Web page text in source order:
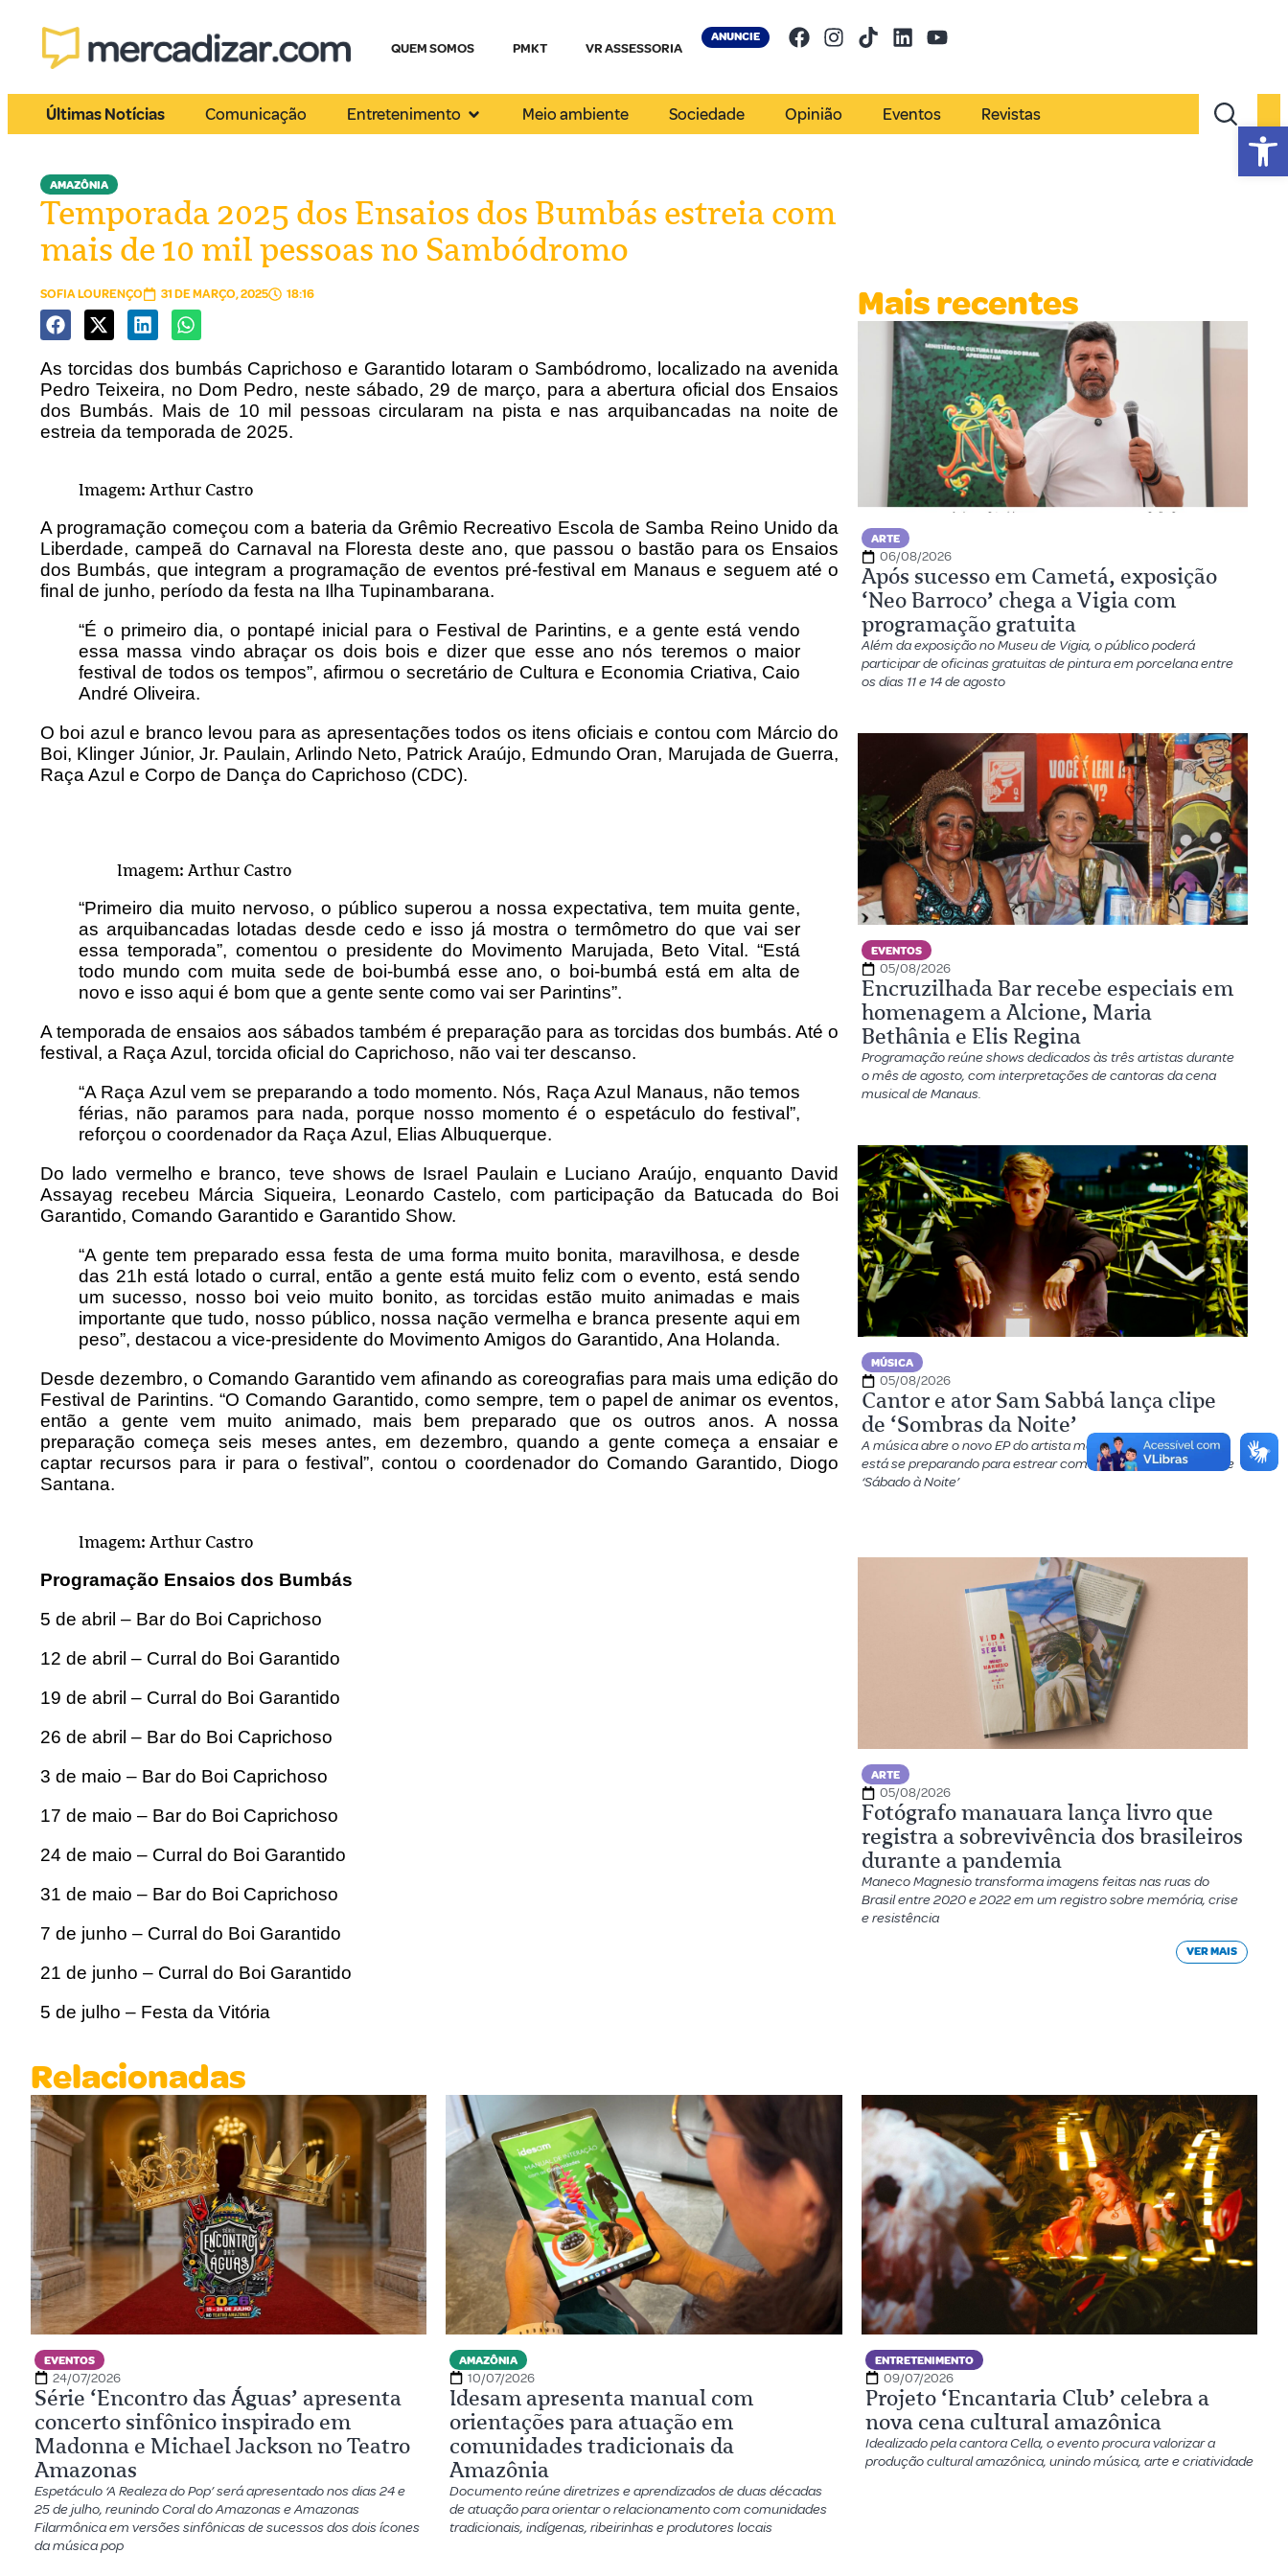
QUEM SOMOS PMKT VR ASSESSORIA
ANUNCIE
Últimas Notícias Comunicação Entretenimento Meio ambiente Sociedade Opinião Eventos Revistas
AMAZÔNIA
Temporada 2025 dos Ensaios dos Bumbás estreia com
mais de 10 mil pessoas no Sambódromo
SOFIA LOURENÇO 31 DE MARÇO, 2025 18:16
As torcidas dos bumbás Caprichoso e Garantido lotaram o Sambódromo, localizado na avenida
Pedro Teixeira, no Dom Pedro, neste sábado, 29 de março, para a abertura oficial dos Ensaios
dos Bumbás. Mais de 10 mil pessoas circularam na pista e nas arquibancadas na noite de
estreia da temporada de 2025.
Imagem: Arthur Castro
A programação começou com a bateria da Grêmio Recreativo Escola de Samba Reino Unido da
Liberdade, campeã do Carnaval na Floresta deste ano, que passou o bastão para os Ensaios
dos Bumbás, que integram a programação de eventos pré-festival em Manaus e seguem até o
final de junho, período da festa na Ilha Tupinambarana.
“É o primeiro dia, o pontapé inicial para o Festival de Parintins, e a gente está vendo
essa massa vindo abraçar os dois bois e dizer que esse ano nós teremos o maior
festival de todos os tempos”, afirmou o secretário de Cultura e Economia Criativa, Caio
André Oliveira.
O boi azul e branco levou para as apresentações todos os itens oficiais e contou com Márcio do
Boi, Klinger Júnior, Jr. Paulain, Arlindo Neto, Patrick Araújo, Edmundo Oran, Marujada de Guerra,
Raça Azul e Corpo de Dança do Caprichoso (CDC).
Imagem: Arthur Castro
“Primeiro dia muito nervoso, o público superou a nossa expectativa, tem muita gente,
as arquibancadas lotadas desde cedo e isso já mostra o termômetro do que vai ser
essa temporada”, comentou o presidente do Movimento Marujada, Beto Vital. “Está
todo mundo com muita sede de boi-bumbá esse ano, o boi-bumbá está em alta de
novo e isso aqui é bom que a gente sente como vai ser Parintins”.
A temporada de ensaios aos sábados também é preparação para as torcidas dos bumbás. Até o
festival, a Raça Azul, torcida oficial do Caprichoso, não vai ter descanso.
“A Raça Azul vem se preparando a todo momento. Nós, Raça Azul Manaus, não temos
férias, não paramos para nada, porque nosso momento é o espetáculo do festival”,
reforçou o coordenador da Raça Azul, Elias Albuquerque.
Do lado vermelho e branco, teve shows de Israel Paulain e Luciano Araújo, enquanto David
Assayag recebeu Márcia Siqueira, Leonardo Castelo, com participação da Batucada do Boi
Garantido, Comando Garantido e Garantido Show.
“A gente tem preparado essa festa de uma forma muito bonita, maravilhosa, e desde
das 21h está lotado o curral, então a gente está muito feliz com o evento, está sendo
um sucesso, nosso boi veio muito bonito, as torcidas estão muito animadas e mais
importante que tudo, nosso público, nossa nação vermelha e branca presente aqui em
peso”, destacou a vice-presidente do Movimento Amigos do Garantido, Ana Holanda.
Desde dezembro, o Comando Garantido vem afinando as coreografias para mais uma edição do
Festival de Parintins. “O Comando Garantido, como sempre, tem o papel de animar os eventos,
então a gente vem muito animado, mais bem preparado que os outros anos. A nossa
preparação começa seis meses antes, em dezembro, quando a gente começa a ensaiar e
captar recursos para ir para o festival”, contou o coordenador do Comando Garantido, Diogo
Santana.
Imagem: Arthur Castro
Programação Ensaios dos Bumbás
5 de abril – Bar do Boi Caprichoso
12 de abril – Curral do Boi Garantido
19 de abril – Curral do Boi Garantido
26 de abril – Bar do Boi Caprichoso
3 de maio – Bar do Boi Caprichoso
17 de maio – Bar do Boi Caprichoso
24 de maio – Curral do Boi Garantido
31 de maio – Bar do Boi Caprichoso
7 de junho – Curral do Boi Garantido
21 de junho – Curral do Boi Garantido
5 de julho – Festa da Vitória
Mais recentes
ARTE
06/08/2026
Após sucesso em Cametá, exposição
‘Neo Barroco’ chega a Vigia com
programação gratuita
Além da exposição no Museu de Vigia, o público poderá
participar de oficinas gratuitas de pintura em porcelana entre
os dias 11 e 14 de agosto
EVENTOS
05/08/2026
Encruzilhada Bar recebe especiais em
homenagem a Alcione, Maria
Bethânia e Elis Regina
Programação reúne shows dedicados às três artistas durante
o mês de agosto, com interpretações de cantoras da cena
musical de Manaus.
MÚSICA
05/08/2026
Cantor e ator Sam Sabbá lança clipe
de ‘Sombras da Noite’
A música abre o novo EP do artista manauara, que também
está se preparando para estrear como o vilão Alberto na série
‘Sábado à Noite’
ARTE
05/08/2026
Fotógrafo manauara lança livro que
registra a sobrevivência dos brasileiros
durante a pandemia
Maneco Magnesio transforma imagens feitas nas ruas do
Brasil entre 2020 e 2022 em um registro sobre memória, crise
e resistência
VER MAIS
Relacionadas
EVENTOS
24/07/2026
Série ‘Encontro das Águas’ apresenta
concerto sinfônico inspirado em
Madonna e Michael Jackson no Teatro
Amazonas
Espetáculo ‘A Realeza do Pop’ será apresentado nos dias 24 e
25 de julho, reunindo Coral do Amazonas e Amazonas
Filarmônica em versões sinfônicas de sucessos dos dois ícones
da música pop
AMAZÔNIA
10/07/2026
Idesam apresenta manual com
orientações para atuação em
comunidades tradicionais da
Amazônia
Documento reúne diretrizes e aprendizados de duas décadas
de atuação para orientar o relacionamento com comunidades
tradicionais, indígenas, ribeirinhas e produtores locais
ENTRETENIMENTO
09/07/2026
Projeto ‘Encantaria Club’ celebra a
nova cena cultural amazônica
Idealizado pela cantora Cella, o evento procura valorizar a
produção cultural amazônica, unindo música, arte e criatividade